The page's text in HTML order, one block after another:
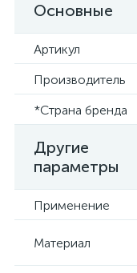
Основные
Артикул
Производитель
*Страна бренда
Другие
параметры
Применение
Материал